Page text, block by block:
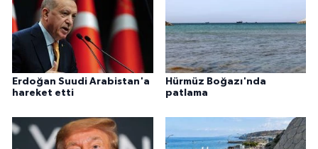
Erdoğan Suudi Arabistan'a
hareket etti
Hürmüz Boğazı'nda
patlama